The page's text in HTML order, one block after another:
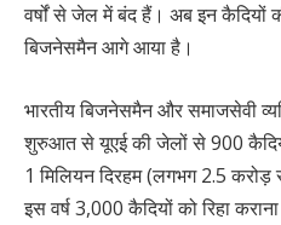
वर्षों से जेल में बंद हैं। अब इन कैदियों
बिजनेसमैन आगे आया है।
भारतीय बिजनेसमैन और समाजसेवी
शुरुआत से यूएई की जेलों से 900
1 मिलियन दिरहम (लगभग 2.5 करोड़
इस वर्ष 3,000 कैदियों को रिहा